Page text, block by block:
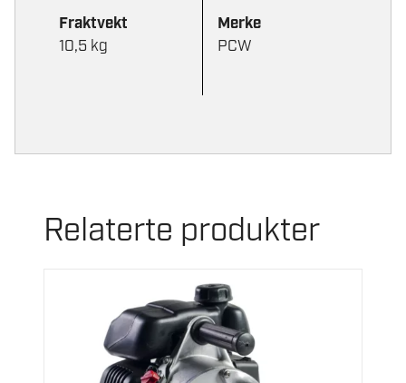
Fraktvekt
10,5 kg
Merke
PCW
Relaterte produkter